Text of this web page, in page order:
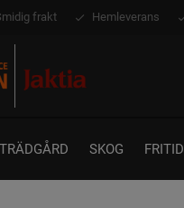
frakt Hemleverans
TRÄDGÅRD SKOG FRITID